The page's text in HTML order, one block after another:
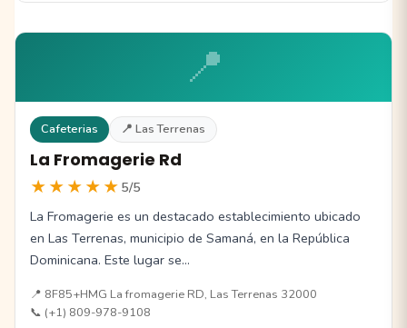
📍
Cafeterias 📍 Las Terrenas
La Fromagerie Rd
★★★★★ 5/5
La Fromagerie es un destacado establecimiento ubicado
en Las Terrenas, municipio de Samaná, en la República
Dominicana. Este lugar se…
📍 8F85+HMG La fromagerie RD, Las Terrenas 32000
📞 (+1) 809-978-9108